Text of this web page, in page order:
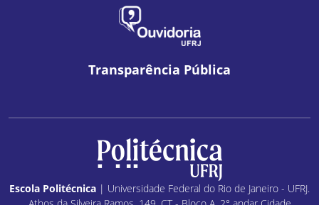
Transparência Pública
Escola Politécnica | Universidade Federal do Rio de Janeiro - UFRJ.